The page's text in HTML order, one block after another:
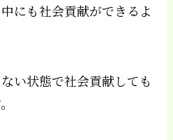
にも社会貢献ができるよ
い状態で社会貢献しても